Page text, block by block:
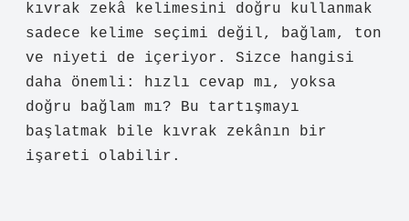
kıvrak zekâ kelimesini doğru kullanmak
sadece kelime seçimi değil, bağlam, ton
ve niyeti de içeriyor. Sizce hangisi
daha önemli: hızlı cevap mı, yoksa
doğru bağlam mı? Bu tartışmayı
başlatmak bile kıvrak zekânın bir
işareti olabilir.